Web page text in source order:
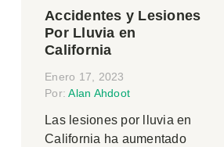
Accidentes y Lesiones
Por Lluvia en
California
Enero 17, 2023
Por:Alan Ahdoot
Las lesiones por lluvia en
California ha aumentado